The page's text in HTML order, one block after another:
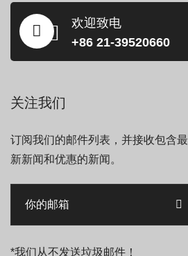
欢迎致电
+86 21-39520660
关注我们
订阅我们的邮件列表，并接收包含最
新新闻和优惠的新闻。
*我们从不发送垃圾邮件！